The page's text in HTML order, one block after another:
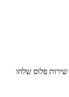
שירות פלוס שלחו